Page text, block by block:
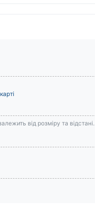
карті
від розміру та відстані.